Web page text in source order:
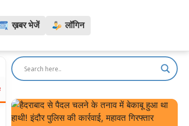
ख़बर भेजें लॉगिन
में MITS की बीटेक छात्रा ने हॉस्टल में लगाई फांसी, सहेली को वाट्सऐप